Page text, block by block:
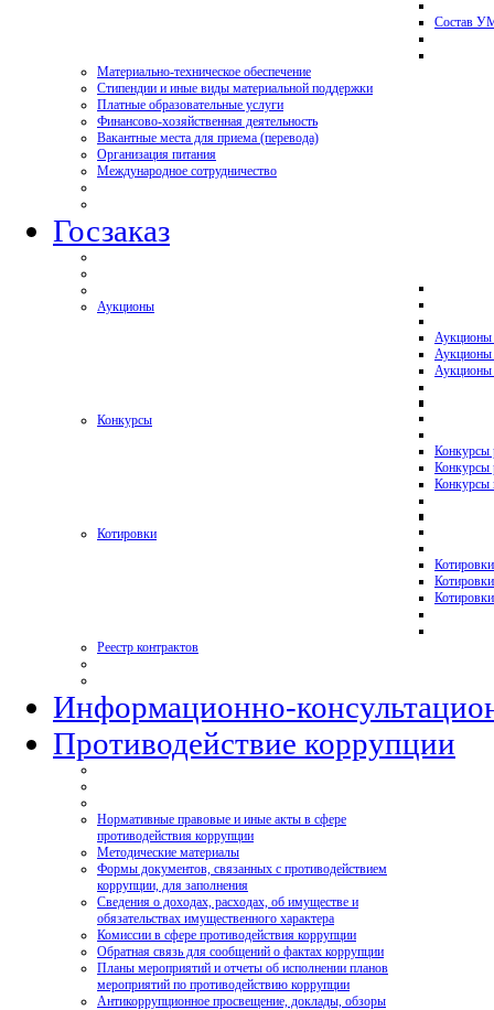
Состав
Материально-техническое обеспечение
Стипендии и иные виды материальной поддержки
Платные образовательные услуги
Финансово-хозяйственная деятельность
Вакантные места для приема (перевода)
Организация питания
Международное сотрудничество
Госзаказ
Аукционы
Аукционы
Аукционы
Аукционы
Конкурсы
Конкурсы
Конкурсы
Конкурсы
Котировки
Реестр контрактов
Информационно-
Противодействие коррупции
Нормативные правовые и иные акты в сфере
противодействия коррупции
Методические материалы
Формы документов, связанных с противодействием
коррупции, для заполнения
Сведения о доходах, расходах, об имуществе и
обязательствах имущественного характера
Комиссии в сфере противодействия коррупции
Обратная связь для сообщений о фактах коррупции
Планы мероприятий и отчеты об исполнении планов
мероприятий по противодействию коррупции
Антикоррупционное просвещение, доклады, обзоры